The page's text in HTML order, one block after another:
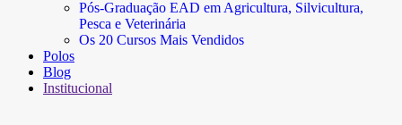
Pós-Graduação EAD em Agricultura, Silvicultura,
Pesca e Veterinária
Os 20 Cursos Mais Vendidos
Polos
Blog
Institucional